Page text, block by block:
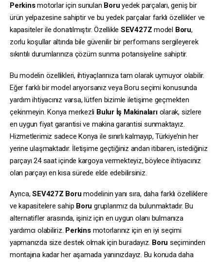
Perkinsmotorlar için sunulan Boru yedek parçaları, geniş bir
ürün yelpazesine sahiptir ve bu yedek parçalar farklı özellikler ve
kapasiteler ile donatılmıştır. Özellikle SEV427Z model Boru,
zorlu koşullar altında bile güvenilir bir performans sergileyerek
sıkıntılı durumlarınıza çözüm sunma potansiyeline sahiptir.
Bu modelin özellikleri, ihtiyaçlarınıza tam olarak uymuyor olabilir.
Eğer farklı bir model arıyorsanız veya Boru seçimi konusunda
yardım ihtiyacınız varsa, lütfen bizimle iletişime geçmekten
çekinmeyin. Konya merkezli Bulur İş Makinalarıolarak, sizlere
en uygun fiyat garantisi ve makina garantisi sunmaktayız.
Hizmetlerimiz sadece Konya ile sınırlı kalmayıp, Türkiye’nin her
yerine ulaşmaktadır. İletişime geçtiğiniz andan itibaren, istediğiniz
parçayı 24 saat içinde kargoya vermekteyiz, böylece ihtiyacınız
olan parçayı en kısa sürede elde edebilirsiniz.
Ayrıca,SEV427Z Boru modelinin yanı sıra, daha farklı özelliklere
ve kapasitelere sahip Boru gruplarımız da bulunmaktadır. Bu
alternatifler arasında, işiniz için en uygun olanı bulmanıza
yardımcı olabiliriz. Perkinsmotorlarınız için en iyi seçimi
yapmanızda size destek olmak için buradayız. Boru seçiminden
montajına kadar her aşamada yanınızdayız. Bu konuda daha